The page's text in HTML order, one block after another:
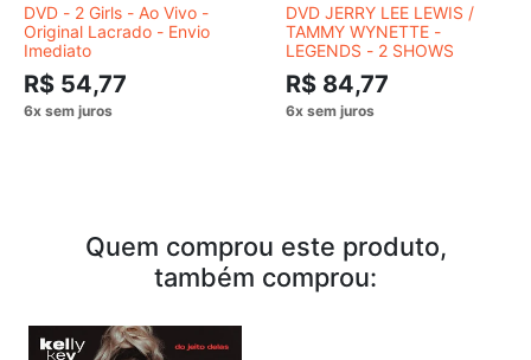
DVD - 2 Girls - Ao Vivo -
Original Lacrado - Envio
Imediato
R$ 54,77
DVD JERRY LEE LEWIS /
TAMMY WYNETTE -
LEGENDS - 2 SHOWS
R$ 84,77
Quem comprou este produto,
também comprou: